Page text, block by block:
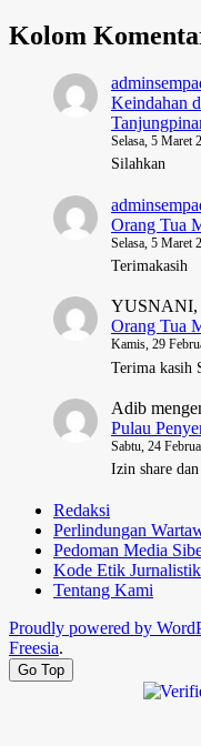
Kolom
Keindahan
Selasa, 5 Maret
Silahkan
Orang Tua
Selasa, 5 Maret
Terimakasih
YUSNANI,
Orang Tua
Kamis, 29
Terima kasih
Adib
Pulau
Sabtu, 24
Izin share
Redaksi
Perlindungan
Pedoman Media
Kode Etik Jurnalistik
Tentang Kami
Proudly powered by
Freesia.
Go Top